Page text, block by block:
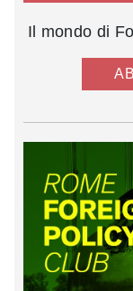
Il mondo di